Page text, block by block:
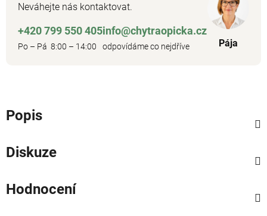
Neváhejte nás kontaktovat.
+420 799 550 405
Po – Pá 8:00 – 14:00
info@chytraopicka.cz
odpovídáme co nejdříve Pája
Popis
Diskuze
Hodnocení